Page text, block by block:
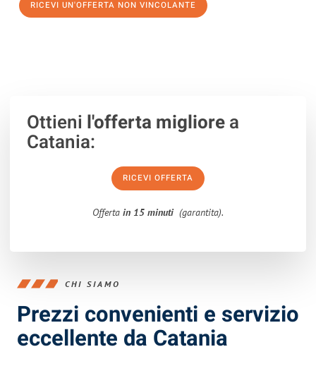
RICEVI UN'OFFERTA NON VINCOLANTE
Ottieni l'offerta migliorea
Catania:
RICEVI OFFERTA
Offerta in 15 minuti (garantita).
CHI SIAMO
Prezzi convenienti e servizio
eccellente da Catania